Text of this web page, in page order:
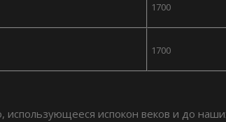
1700
1700
использующееся испокон веков и до